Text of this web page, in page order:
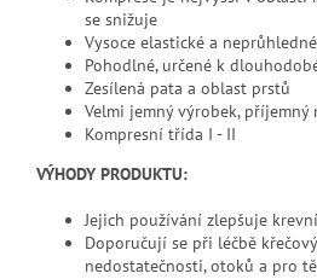
se snižuje
Vysoce elastické a neprůhledné
Pohodlné, určené k
Zesílená pata a oblast prstů
Velmi jemný výrobek, příjemný
Kompresní třída I - II
VÝHODY PRODUKTU:
Jejich používání zlepšuje
Doporučují se při léčbě
nedostatečnosti, otoků a pro